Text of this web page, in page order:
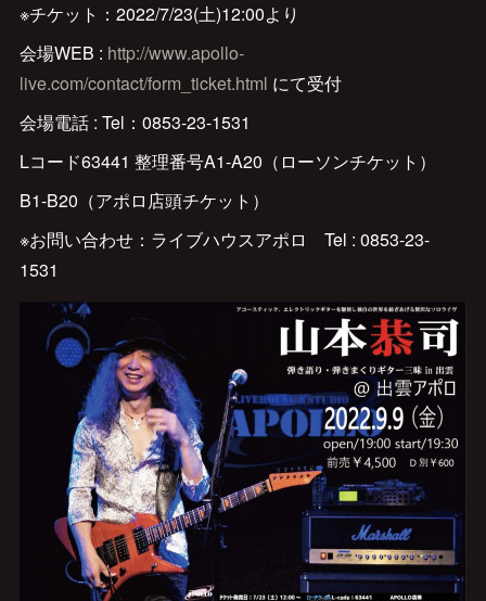
※チケット：2022/7/23(土)12:00より
会場WEB : http://www.apollo-
live.com/contact/form_ticket.html にて受付
会場電話 : Tel：0853-23-1531
Lコード63441 整理番号A1-A20（ローソンチケット）
B1-B20（アポロ店頭チケット）
※お問い合わせ：ライブハウスアポロ Tel : 0853-23-
1531